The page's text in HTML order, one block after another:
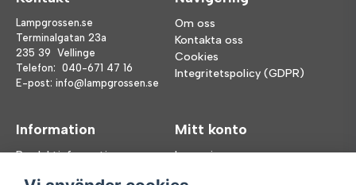
Lampgrossen.se
Terminalgatan 23a
235 39 Vellinge
Telefon: 040-671 47 16
E-post: info@lampgrossen.se
Om oss
Kontakta oss
Cookies
Integritetspolicy (GDPR)
Information
Produktinformation
Mitt konto
Logga in